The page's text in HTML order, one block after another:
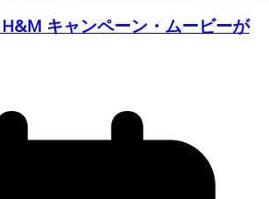
キャンペーン・ムービーが